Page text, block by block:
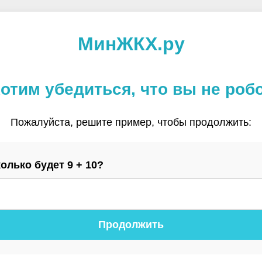
МинЖКХ.ру
убедиться, что вы не
Пожалуйста, решите пример, чтобы продолжить:
будет 9 + 10?
Продолжить